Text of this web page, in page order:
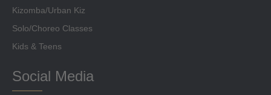
Kizomba/Urban Kiz
Solo/Choreo Classes
Kids & Teens
Social Media